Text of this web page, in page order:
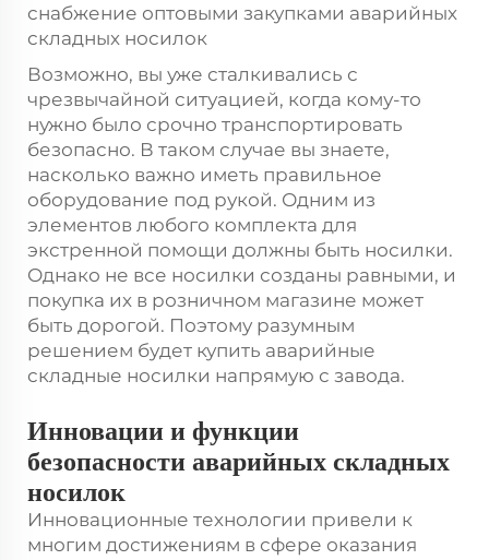
снабжение оптовыми закупками аварийных
складных носилок
Возможно, вы уже сталкивались с
чрезвычайной ситуацией, когда кому-то
нужно было срочно транспортировать
безопасно. В таком случае вы знаете,
насколько важно иметь правильное
оборудование под рукой. Одним из
элементов любого комплекта для
экстренной помощи должны быть носилки.
Однако не все носилки созданы равными, и
покупка их в розничном магазине может
быть дорогой. Поэтому разумным
решением будет купить аварийные
складные носилки напрямую с завода.
Инновации и функции
безопасности аварийных складных
носилок
Инновационные технологии привели к
многим достижениям в сфере оказания